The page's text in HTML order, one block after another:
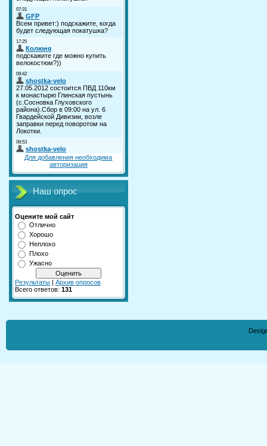
Для добавления необходима
авторизация
Наш опрос
Оцените мой сайт
Отлично
Хорошо
Неплохо
Плохо
Ужасно
Результаты | Архив опросов
Всего ответов: 131